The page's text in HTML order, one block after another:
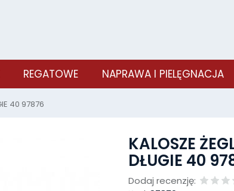
REGATOWE NAPRAWA I PIELĘGNACJA
40 97876
KALOSZE
DŁUGIE 40
Dodaj recenzję: